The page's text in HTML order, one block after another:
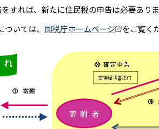
すれば、新たに住民税の申告は必要ありま
いては、 国税庁ホームページ をご覧く